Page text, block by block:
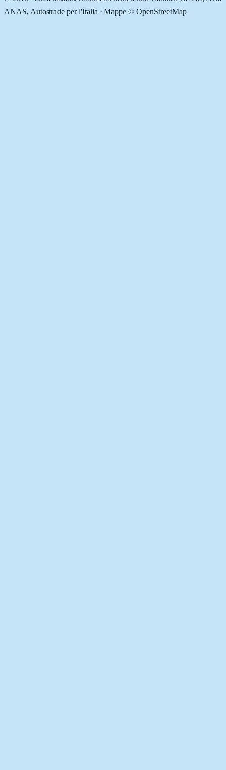
ANAS, Autostrade per l'Italia · Mappe © OpenStreetMap